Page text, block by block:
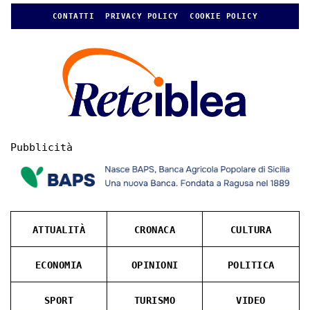
CONTATTI PRIVACY POLICY COOKIE POLICY
Pubblicità
ATTUALITÀ CRONACA CULTURA
ECONOMIA OPINIONI POLITICA
SPORT TURISMO VIDEO